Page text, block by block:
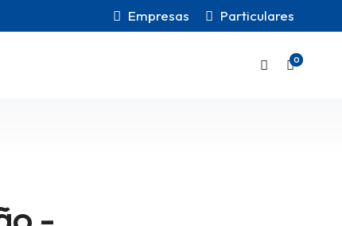
Empresas Particulares
0